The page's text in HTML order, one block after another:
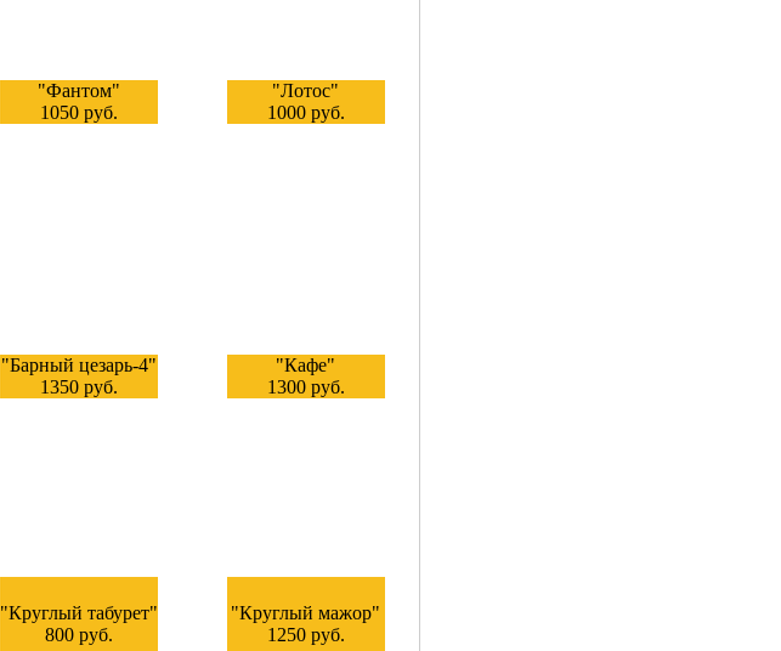
"Фантом"
1050 руб.
"Лотос"
1000 руб.
"Барный цезарь-4"
1350 руб.
"Кафе"
1300 руб.
"Круглый табурет"
800 руб.
"Круглый мажор"
1250 руб.